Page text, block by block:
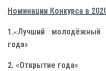
Номинации Конкурса в
1.«Лучший молодёжный
года»
2. «Открытие года»